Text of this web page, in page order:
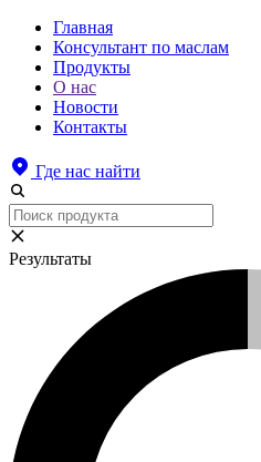
Главная
Консультант по маслам
Продукты
О нас
Новости
Контакты
Где нас найти
Результаты